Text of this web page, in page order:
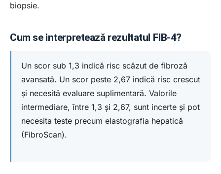
biopsie.
Cum se interpretează rezultatul FIB-4?
Un scor sub 1,3 indică risc scăzut de fibroză
avansată. Un scor peste 2,67 indică risc crescut
și necesită evaluare suplimentară. Valorile
intermediare, între 1,3 și 2,67, sunt incerte și pot
necesita teste precum elastografia hepatică
(FibroScan).